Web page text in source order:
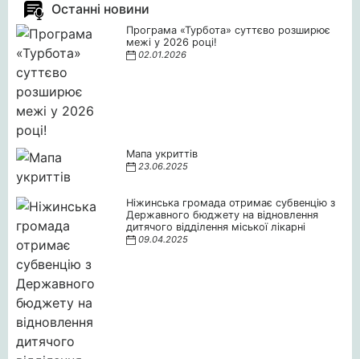
Останні новини
Програма «Турбота» суттєво розширює
межі у 2026 році!
02.01.2026
Мапа укриттів
23.06.2025
Ніжинська громада отримає субвенцію з
Державного бюджету на відновлення
дитячого відділення міської лікарні
09.04.2025